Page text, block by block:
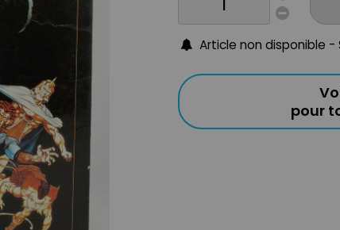
Article non disponible
pour